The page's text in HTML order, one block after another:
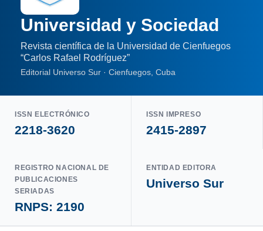
Universidad y Sociedad
Revista científica de la Universidad de Cienfuegos
“Carlos Rafael Rodríguez”
Editorial Universo Sur · Cienfuegos, Cuba
ISSN ELECTRÓNICO
2218-3620
ISSN IMPRESO
2415-2897
REGISTRO NACIONAL DE
PUBLICACIONES
SERIADAS
RNPS: 2190
ENTIDAD EDITORA
Universo Sur